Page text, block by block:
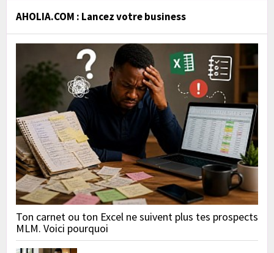
AHOLIA.COM : Lancez votre business
Ton carnet ou ton Excel ne suivent plus tes prospects
MLM. Voici pourquoi